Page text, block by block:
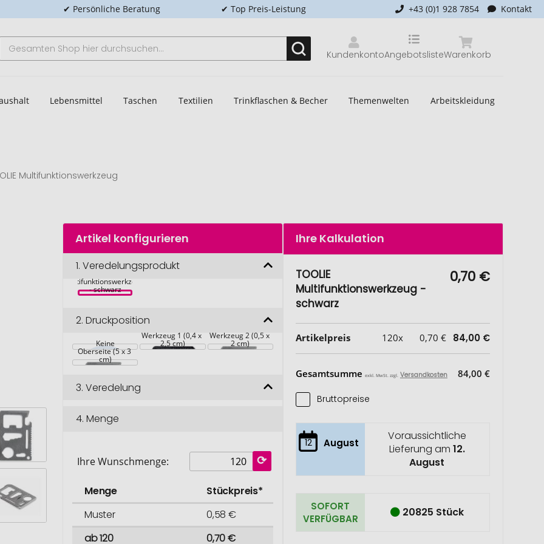
✔ Persönliche Beratung ✔ Top Preis-Leistung +43 (0)1 928 7854 Kontakt
Kundenkonto Warenkorb
Angebotsliste
Lebensmittel Taschen Textilien Trinkflaschen & Becher Themenwelten Arbeitskleidung
Multifunktionswerkzeug
Artikel konfigurieren
1.Veredelungsprodukt
Multifunktionswerkzeug
- schwarz
2.Druckposition
Keine
Werkzeug 1 (0,4 x
2,5 cm)
Werkzeug 2 (0,5 x
2 cm)
Oberseite (5 x 3
cm)
3.Veredelung
4.Menge
Ihre Wunschmenge:
Menge
Stückpreis*
Muster
0,58 €
ab 120
0,70 €
Ihre Kalkulation
TOOLIE
Multifunktionswerkzeug -
schwarz
0,70 €
Artikelpreis 120x 0,70 € 84,00 €
Gesamtsumme exkl. MwSt. zzgl. Versandkosten 84,00 €
Bruttopreise
12 August
Voraussichtliche
Lieferung am 12.
August
SOFORT
VERFÜGBAR
20825 Stück